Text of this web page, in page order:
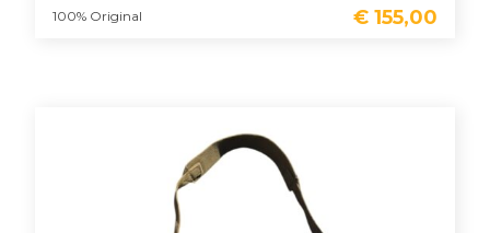
100% Original € 155,00